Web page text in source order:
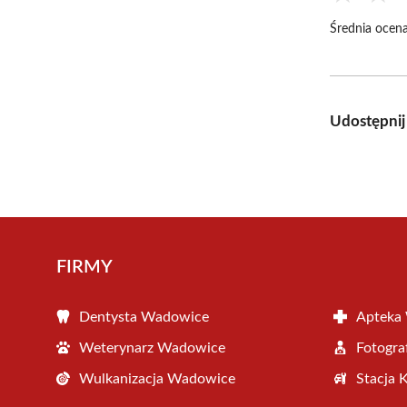
Średnia
Udostępnij
FIRMY
Dentysta Wadowice Apteka
Weterynarz Wadowice
Wulkanizacja Wadowice Stacja